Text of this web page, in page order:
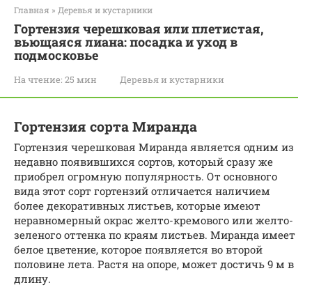
Главная » Деревья и кустарники
Гортензия черешковая или плетистая,
вьющаяся лиана: посадка и уход в
подмосковье
На чтение: 25 мин Деревья и кустарники
Гортензия сорта Миранда
Гортензия черешковая Миранда является одним из
недавно появившихся сортов, который сразу же
приобрел огромную популярность. От основного
вида этот сорт гортензий отличается наличием
более декоративных листьев, которые имеют
неравномерный окрас желто-кремового или желто-
зеленого оттенка по краям листьев. Миранда имеет
белое цветение, которое появляется во второй
половине лета. Растя на опоре, может достичь 9 м в
длину.